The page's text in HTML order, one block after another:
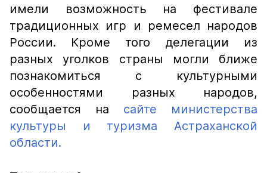
имели возможность на фестивале
традиционных игр и ремесел народов
России. Кроме того делегации из
разных уголков страны могли ближе
познакомиться с культурными
особенностями разных народов,
сообщается на сайте министерства
культуры и туризма Астраханской
области.